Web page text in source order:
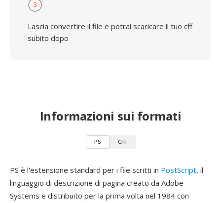
3
Lascia convertire il file e potrai scaricare il tuo cff
subito dopo
Informazioni sui formati
PS CFF
PS è l'estensione standard per i file scritti in PostScript, il
linguaggio di descrizione di pagina creato da Adobe
Systems e distribuito per la prima volta nel 1984 con